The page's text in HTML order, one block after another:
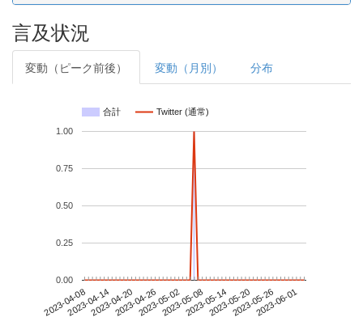
言及状況
変動（ピーク前後） 変動（月別） 分布
合計 Twitter (通常)
2023-04-082023-04-142023-04-202023-04-262023-05-022023-05-082023-05-142023-05-202023-05-262023-06-01
0.00
0.25
0.50
0.75
1.00